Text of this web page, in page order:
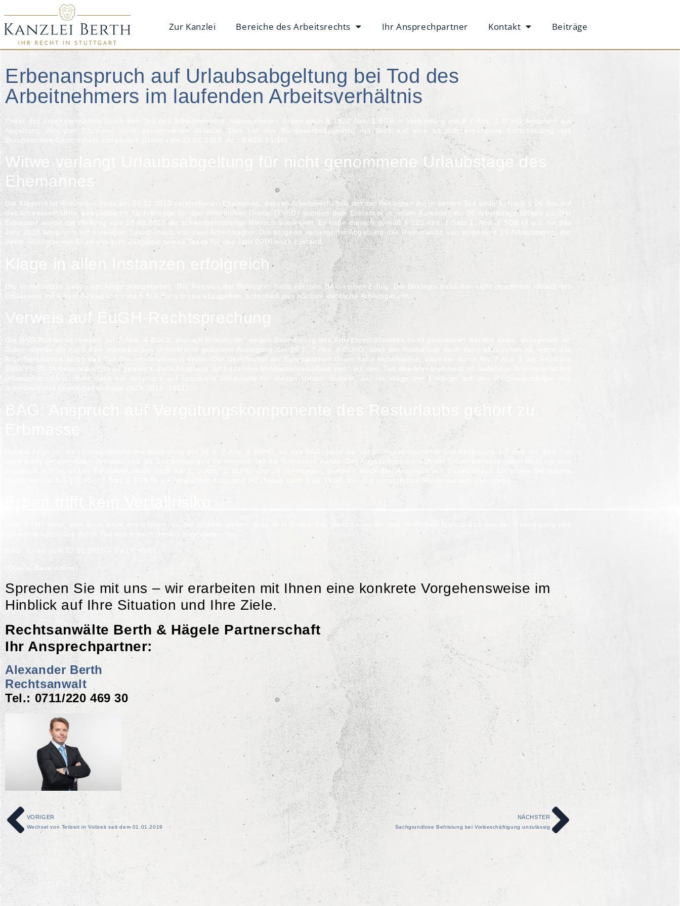
Zur Kanzlei Bereiche des Arbeitsrechts Ihr Ansprechpartner Kontakt Beiträge
Erbenanspruch auf Urlaubsabgeltung bei Tod des
Arbeitnehmers im laufenden Arbeitsverhältnis
Endet das Arbeitsverhältnis durch den Tod des Arbeitnehmers, haben dessen Erben nach § 1922 Abs. 1 BGB in Verbindung mit
Anspruch auf
Abgeltung des vom Erblasser nicht genommenen Urlaubs. Das hat das
Bundesarbeitsgericht mit Blick auf eine kürzlich ergangene Entscheidung des
Europäischen Gerichtshofs
Urteil vom 22.01.2019, Az.: 9 AZR 45/16
Witwe verlangt Urlaubsabgeltung für nicht genommene Urlaubstage des
Ehemannes
Die Klägerin ist Alleinerbin ihres am 20.12.2010 verstorbenen Ehemanns, dessen Arbeitsverhältnis mit der Beklagten durch seinen Tod endete. Nach § 26
des auf
das Arbeitsverhältnis anwendbaren Tarifvertrags für den öffentlichen Dienst (TVöD) standen dem Erblasser in jedem Kalenderjahr 30 Arbeitstage Urlaub zu. Der
Erblasser wurde mit Wirkung vom 18.08.2010 als schwerbehinderter Mensch anerkannt. Er hatte danach gemäß § 125 Abs. 1 Satz 1, Abs. 2 SGB IX
a.F. für das
Jahr 2010 Anspruch auf anteiligen Zusatzurlaub von zwei Arbeitstagen. Die Klägerin verlangt die Abgeltung des Resturlaubs von insgesamt 25 Arbeitstagen, der
ihrem verstorbenen Ehemann zum Zeitpunkt seines Todes für das Jahr 2010 noch zustand.
Klage in allen Instanzen erfolgreich
Die Vorinstanzen haben der Klage stattgegeben. Die Revision der Beklagten hatte vor dem BAG keinen Erfolg. Die Beklagte habe den nicht gewährten Urlaub des
Erblassers mit einem Betrag von rund 5.860 Euro brutto abzugelten, entschied das höchste deutsche Arbeitsgericht.
Verweis auf E uGH-Rechtsprechung
BAG
-Richter verwiesen auf 7 Abs. 4 BurlG, wonach Urlaub, der wegen Beendigung des Arbeitsverhältnisses nicht genommen werden kann, abzugelten ist.
Dabei ergebe die nach dem europäischen Unionsrecht gebotene Auslegung der
§§ 1, 7 Abs. 4 BUrlG , dass der Resturlaub auch dann abzugelten ist, wenn das
Arbeitsverhältnis durch den Tod des Arbeitnehmers endet. Der
Gerichtshof der Europäischen Union habe entschieden, dass der durch
Art. 7 Abs. 1 der Richtlinie
2003/88/EG
(Arbeitszeitrichtlinie) gewährleistete Anspruch auf bezahlten Mindestjahresurlaub nicht mit dem Tod des Arbeitnehmers im laufenden Arbeitsverhältnis
untergehen dürfe, ohne dass ein Anspruch auf finanzielle Vergütung für diesen Urlaub besteht, der im Wege der Erbfolge auf den Rechtsnachfolger des
Arbeitnehmers überzugehen habe (
: Anspruch auf Vergütungskomponente des Resturlaubs gehört zu
, dass die Vergütungskomponente des Anspruchs auf den vor dem Tod
nicht mehr genommenen Jahresurlaub als Bestandteil des Vermögens Teil der Erbmasse werde. Der Abgeltungsanspruch der Erben umfasse dabei nicht nur den
§§ 1, 3 Abs. 1 BUrlG
von 24 Werktagen, sondern auch den Anspruch auf Zusatzurlaub für schwerbehinderte
, der den gesetzlichen Mindesturlaub übersteige.
Erben trifft kein Verfallrisiko
Dem TVöD lasse sich auch nicht entnehmen, so die Richter weiter, dass dem Erben das Verfallrisiko für den tariflichen Mehrurlaub bei der Beendigung des
Arbeitsverhältnisses durch Tod des Arbeitnehmers zugewiesen sei.
(Quelle: Beck online)
Sprechen Sie mit uns – wir erarbeiten mit Ihnen eine konkrete Vorgehensweise im
Hinblick auf Ihre Situation und Ihre Ziele.
Rechtsanwälte Berth & Hägele Partnerschaft
Ihr Ansprechpartner:
Alexander Berth
Rechtsanwalt
Tel.: 0711/220 469 30
VORIGER
Wechsel von Teilzeit in Vollzeit seit dem 01.01.2019
NÄCHSTER
Sachgrundlose Befristung bei Vorbeschäftigung unzulässig